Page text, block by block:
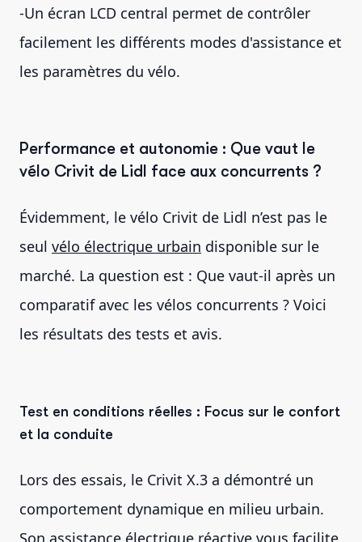
-Un écran LCD central permet de contrôler
facilement les différents modes d'assistance et
les paramètres du vélo.
Performance et autonomie : Que vaut le
vélo Crivit de Lidl face aux concurrents ?
Évidemment, le vélo Crivit de Lidl n’est pas le
seul vélo électrique urbain disponible sur le
marché. La question est : Que vaut-il après un
comparatif avec les vélos concurrents ? Voici
les résultats des tests et avis.
Test en conditions réelles : Focus sur le confort
et la conduite
Lors des essais, le Crivit X.3 a démontré un
comportement dynamique en milieu urbain.
Son assistance électrique réactive vous facilite